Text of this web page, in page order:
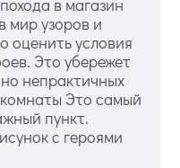
в магазин
мир узоров и
оценить условия
Это убережет
непрактичных
Это самый
пункт.
с героями